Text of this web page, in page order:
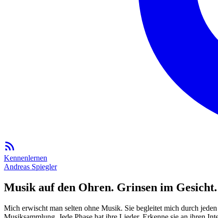
Kennenlernen
Andreas Spiegler
Musik auf den Ohren. Grinsen im Gesicht.
Mich erwischt man selten ohne Musik. Sie begleitet mich durch